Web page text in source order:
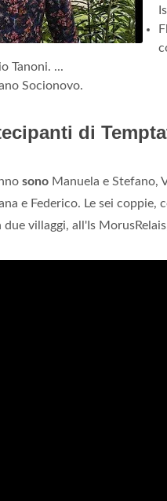
Tanoni. ...
Socionovo.
di
sono Manuela e Stefano,
e Federico. Le sei
villaggi, all'Is